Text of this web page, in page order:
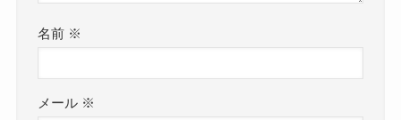
名前 ※
メール ※